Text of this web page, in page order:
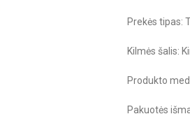
Prekės tipas:
Kilmės šalis:
Produkto
Pakuotės